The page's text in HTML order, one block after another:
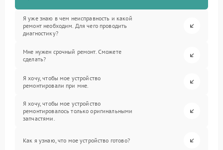
Я уже знаю в чем неисправность и какой
ремонт необходим. Для чего проводить
диагностику?
Мне нужен срочный ремонт. Сможете
сделать?
Я хочу, чтобы мое устройство
ремонтировали при мне.
Я хочу, чтобы мое устройство
ремонтировалось только оригинальными
запчастями.
Как я узнаю, что мое устройство готово?